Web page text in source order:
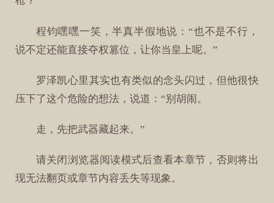
程钧嘿嘿一笑，半真半假地说：“也不是不行，
说不定还能直接夺权篡位，让你当皇上呢。”
罗泽凯心里其实也有类似的念头闪过，但他很快
压下了这个危险的想法，说道：“别胡闹。
走，先把武器藏起来。”
请关闭浏览器阅读模式后查看本章节，否则将出
现无法翻页或章节内容丢失等现象。